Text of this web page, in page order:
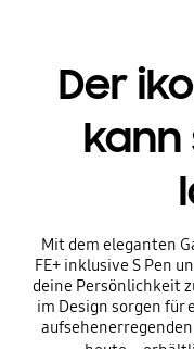
Der
kann
Mit dem eleganten
FE+ inklusive S Pen
deine Persönlichkeit
im Design sorgen für
aufsehenerregenden